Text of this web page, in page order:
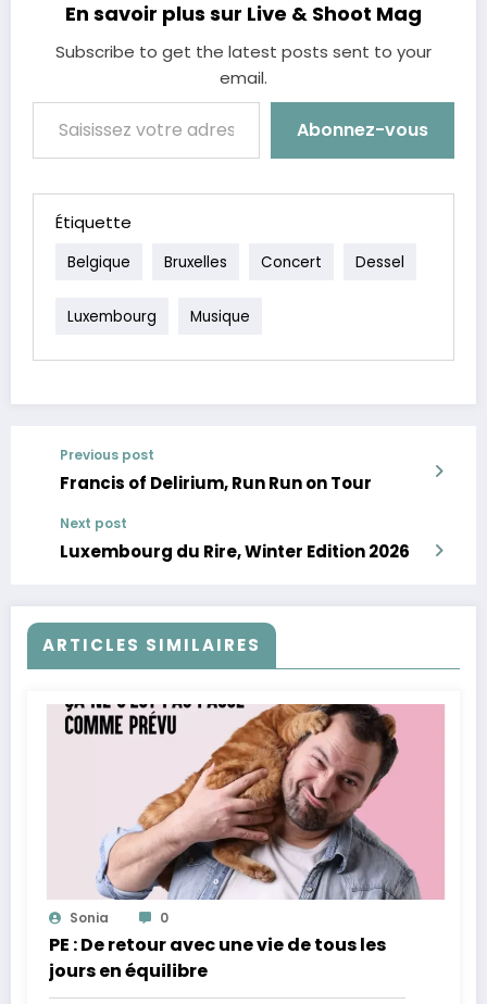
En savoir plus sur Live & Shoot Mag
Subscribe to get the latest posts sent to your
email.
Saisissez votre adresse e-mail…
Abonnez-vous
Étiquette
Belgique Bruxelles Concert Dessel
Luxembourg Musique
Previous post
Francis of Delirium, Run Run on Tour
Next post
Luxembourg du Rire, Winter Edition 2026
ARTICLES SIMILAIRES
Sonia 0
PE : De retour avec une vie de tous les
jours en équilibre